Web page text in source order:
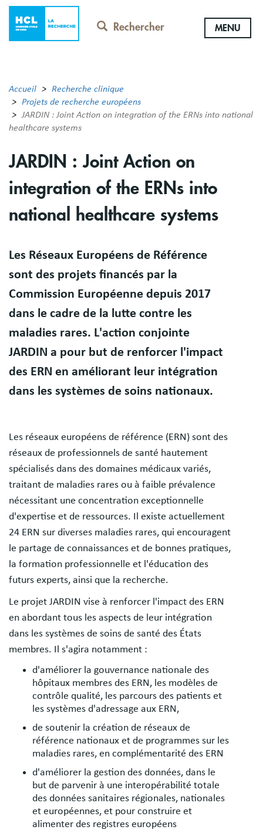
Aller
contenu
Rechercher MENU
Accueil
Recherche clinique
Projets de recherche européens
JARDIN : Joint Action on integration of the ERNs into national
healthcare systems
JARDIN : Joint Action on
integration of the ERNs into
national healthcare systems
Résumé
Les Réseaux Européens de Référence
sont des projets financés par la
Commission Européenne depuis 2017
dans le cadre de la lutte contre les
maladies rares. L'action conjointe
JARDIN a pour but de renforcer l'impact
des ERN en améliorant leur intégration
dans les systèmes de soins nationaux.
Les réseaux européens de référence (ERN) sont des
réseaux de professionnels de santé hautement
spécialisés dans des domaines médicaux variés,
traitant de maladies rares ou à faible prévalence
nécessitant une concentration exceptionnelle
d'expertise et de ressources. Il existe actuellement
24 ERN sur diverses maladies rares, qui encouragent
le partage de connaissances et de bonnes pratiques,
la formation professionnelle et l'éducation des
futurs experts, ainsi que la recherche.
Le projet JARDIN vise à renforcer l'impact des ERN
en abordant tous les aspects de leur intégration
dans les systèmes de soins de santé des États
membres. Il s'agira notamment :
d'améliorer la gouvernance nationale des
hôpitaux membres des ERN, les modèles de
contrôle qualité, les parcours des patients et
les systèmes d'adressage aux ERN,
de soutenir la création de réseaux de
référence nationaux et de programmes sur les
maladies rares, en complémentarité des ERN
d'améliorer la gestion des données, dans le
but de parvenir à une interopérabilité totale
des données sanitaires régionales, nationales
et européennes, et pour construire et
alimenter des registres européens